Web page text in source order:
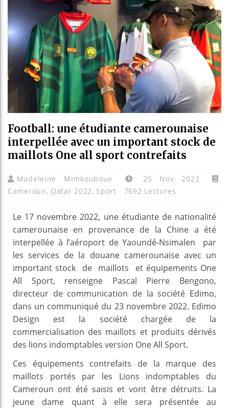
Côte
Football: une étudiante camerounaise
interpellée avec un important stock de
maillots One all sport contrefaits
Madeleine Mimkouboue
25 Nov 2022
Cameroun, Qatar 2022, Sport 7692 Lectures
Le 17 novembre 2022, une étudiante de nationalité
camerounaise en provenance de la Chine a été
interpellée à l’aéroport de Yaoundé-Nsimalen par
les services de la douane camerounaise avec un
important stock de maillots et équipements One
All Sport, renseigne Pascal Pierre Bengono,
directeur de communication de la société Edimo,
dans un communiqué du 23 novembre 2022. Edimo
Design est la société chargée de la
commercialisation des maillots et produits dérivés
des lions indomptables version One All Sport.
Ces équipements contrefaits de la marque des
maillots portés par les Lions indomptables du
Cameroun ont été saisis et vont être détruits. La
jeune dame quant à elle sera présentée au